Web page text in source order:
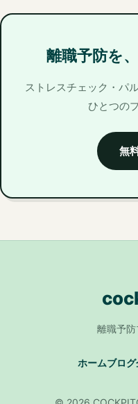
離職予防を
ストレスチェック・パ
ひとつの
無
離職予
ホームブログ